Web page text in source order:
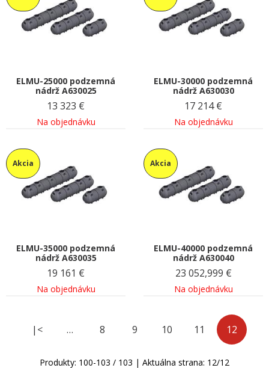
ELMU-25000 podzemná
nádrž A630025
13 323 €
Na objednávku
ELMU-30000 podzemná
nádrž A630030
17 214 €
Na objednávku
Akcia
ELMU-35000 podzemná
nádrž A630035
19 161 €
Na objednávku
Akcia
ELMU-40000 podzemná
nádrž A630040
23 052,999 €
Na objednávku
|< … 8 9 10 11 12
Produkty: 100-103 / 103 | Aktuálna strana: 12/12